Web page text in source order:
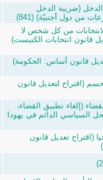
الدخل (ضريبة الدخل
من دول أجنبيّة) (841)
من كل شخص لا
قانون انتخابات الكنيست)
قانون أساس: الحكومة)
(اقتراح لتعديل قانون
(إلغاء تطبيق القضاء،
السياسي الدائم في يهودا
(اقتراح تعديل قانون